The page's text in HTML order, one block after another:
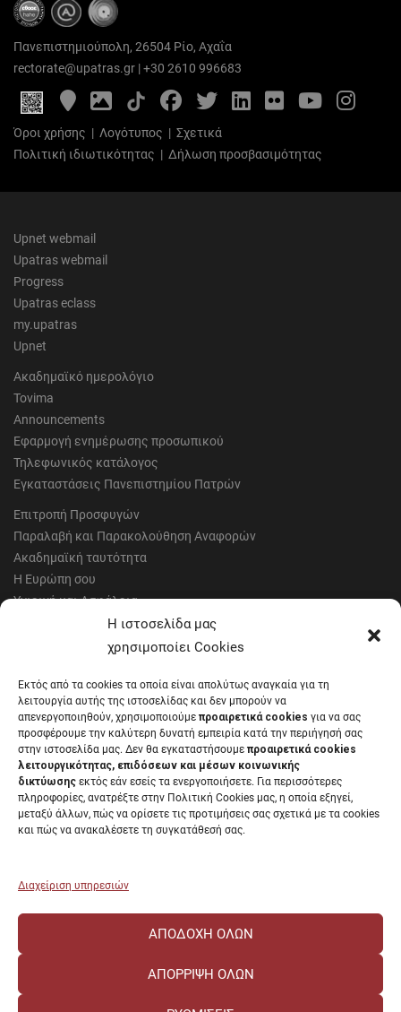
Η ιστοσελίδα μας
χρησιμοποίει Cookies
Εκτός από τα cookies τα οποία είναι απολύτως αναγκαία για τη
λειτουργία αυτής της ιστοσελίδας και δεν μπορούν να
απενεργοποιηθούν, χρησιμοποιούμε προαιρετικά cookies για να σας
προσφέρουμε την καλύτερη δυνατή εμπειρία κατά την περιήγησή σας
στην ιστοσελίδα μας. Δεν θα εγκαταστήσουμε προαιρετικά cookies
λειτουργικότητας, επιδόσεων και μέσων κοινωνικής
δικτύωσης εκτός εάν εσείς τα ενεργοποιήσετε. Για περισσότερες
πληροφορίες, ανατρέξτε στην Πολιτική Cookies μας, η οποία εξηγεί,
μεταξύ άλλων, πώς να ορίσετε τις προτιμήσεις σας σχετικά με τα cookies
και πώς να ανακαλέσετε τη συγκατάθεσή σας.
Διαχείριση υπηρεσιών
ΑΠΟΔΟΧΉ ΌΛΩΝ
ΑΠΌΡΡΙΨΗ ΌΛΩΝ
Πανεπιστημιούπολη, 26504 Ρίο, Αχαΐα
rectorate@upatras.gr |+30 2610 996683
Google
Maps
Photo
Gallery
FacebookTwitterLinkedIn
FlickrYouTube
Όροι χρήσης | Λογότυπος | Σχετικά
Πολιτική ιδιωτικότητας | Δήλωση προσβασιμότητας
Upnet webmail
Upatras webmail
Progress
Upatras eclass
my.upatras
Upnet
Ακαδημαϊκό ημερολόγιο
Tovima
Announcements
Εφαρμογή ενημέρωσης προσωπικού
Τηλεφωνικός κατάλογος
Εγκαταστάσεις Πανεπιστημίου Πατρών
Επιτροπή Προσφυγών
Παραλαβή και Παρακολούθηση Αναφορών
Ακαδημαϊκή ταυτότητα
Η Ευρώπη σου
Υγιεινή και Ασφάλεια
Έντυπα Οικονομικής Υπηρεσίας
Έντυπα Διοικητικών Υπηρεσιών
Μητρώα αξιολογητών
Δημόσια Διαβούλευση
Συνεδριάσεις Συγκλήτου
Συνεδριάσεις Συμβουλίου Διοίκησης
EUNICoast European University